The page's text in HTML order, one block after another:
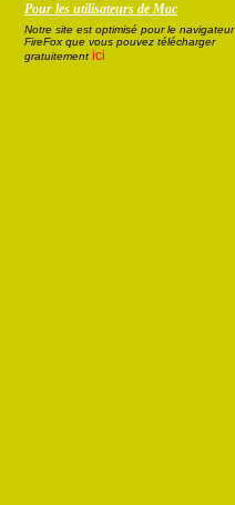
Pour les utilisateurs de Mac
Notre site est optimisé pour le navigateur
FireFox que vous pouvez télécharger
gratuitement ici